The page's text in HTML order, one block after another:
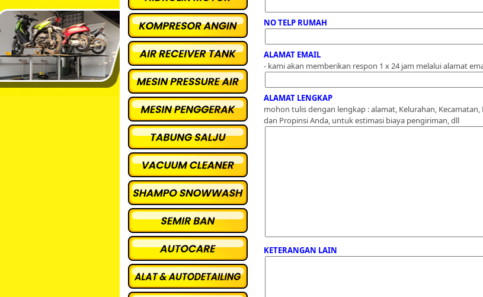
NO TELP RUMAH
ALAMAT EMAIL
- kami akan memberikan respon 1 x 24 jam melalui alamat
ALAMAT LENGKAP
mohon tulis dengan lengkap : alamat, Kelurahan, Kecamatan,
dan Propinsi Anda, untuk estimasi biaya pengiriman, dll
KETERANGAN LAIN